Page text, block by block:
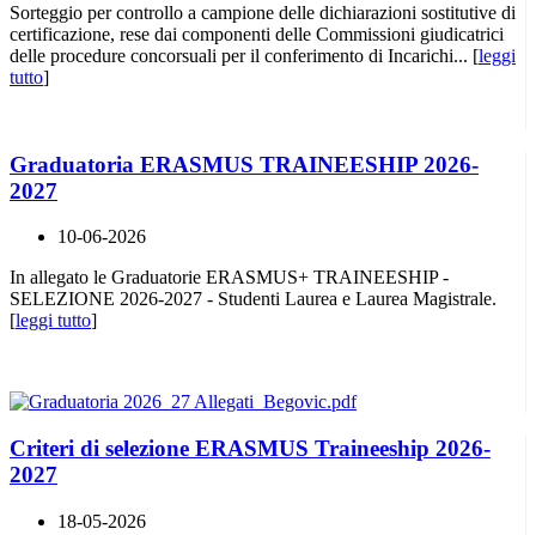
Sorteggio per controllo a campione delle dichiarazioni sostitutive di
certificazione, rese dai componenti delle Commissioni giudicatrici
delle procedure concorsuali per il conferimento di Incarichi... [leggi
tutto]
Graduatoria ERASMUS TRAINEESHIP 2026-
2027
10-06-2026
In allegato le Graduatorie ERASMUS+ TRAINEESHIP -
SELEZIONE 2026-2027 - Studenti Laurea e Laurea Magistrale.
[leggi tutto]
Criteri di selezione ERASMUS Traineeship 2026-
2027
18-05-2026